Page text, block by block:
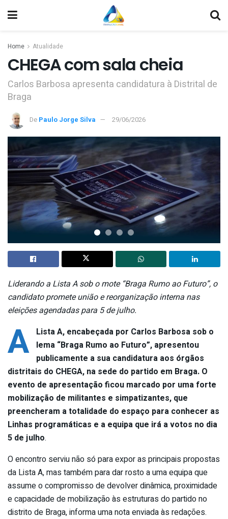
Home Atualidade
CHEGA com sala cheia
Carlos Barbosa apresenta candidatura à Distrital de
Braga
De Paulo Jorge Silva 29/06/2026
Liderando a Lista A sob o mote “Braga Rumo ao Futuro”, o
candidato promete união e reorganização interna nas
eleições agendadas para 5 de julho.
A Lista A, encabeçada por Carlos Barbosa sob o
lema “Braga Rumo ao Futuro”, apresentou
publicamente a sua candidatura aos órgãos
distritais do CHEGA, na sede do partido em Braga. O
evento de apresentação ficou marcado por uma forte
mobilização de militantes e simpatizantes, que
preencheram a totalidade do espaço para conhecer as
Linhas programáticas e a equipa que irá a votos no dia
5 de julho.
O encontro serviu não só para expor as principais propostas
da Lista A, mas também para dar rosto a uma equipa que
assume o compromisso de devolver dinâmica, proximidade
e capacidade de mobilização às estruturas do partido no
distrito de Braga, informa uma nota enviada às redações.